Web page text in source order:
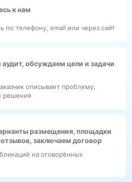
к нам
по телефону, email или через сайт
обсуждаем цели и задачи
описывает проблему,
решения
размещения, площадки
заключаем договор
на оговорённых